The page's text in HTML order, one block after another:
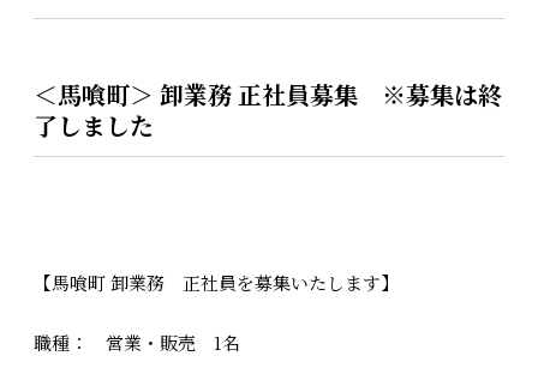
＜馬喰町＞ 卸業務 正社員募集 ※募集は終
了しました
【馬喰町 卸業務 正社員を募集いたします】
職種： 営業・販売 1名